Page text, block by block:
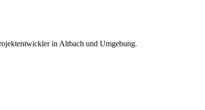
in Altbach und Umgebung.